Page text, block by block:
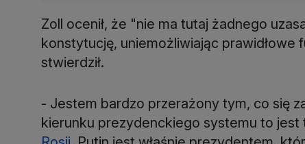
Zoll ocenił, że "nie ma tutaj żadnego
konstytucję, uniemożliwiając prawidłowe
stwierdził.
- Jestem bardzo przerażony tym, co się
kierunku prezydenckiego systemu to